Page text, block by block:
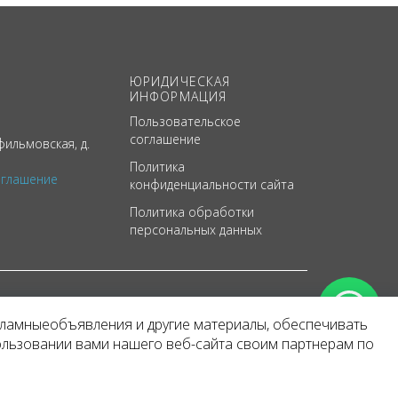
д.
ЮРИДИЧЕСКАЯ
ИНФОРМАЦИЯ
Пользовательское
соглашение
Политика
конфиденциальности сайта
Политика обработки
персональных данных
и другие материалы, обеспечивать
вами нашего веб-сайта своим партнерам по